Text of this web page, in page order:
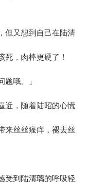
又想到自己在陆清
，肉棒更硬了！
哦。」
，随着陆昭的心慌
来丝丝瘙痒，褪去丝
到陆清璃的呼吸轻